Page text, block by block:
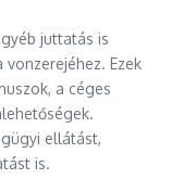
juttatás is
Ezek
a céges
ellátást,
is.